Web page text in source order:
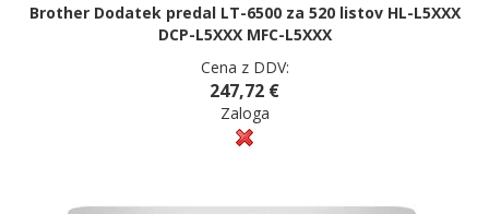
Brother Dodatek predal LT-6500 za 520 listov HL-L5XXX
DCP-L5XXX MFC-L5XXX
Cena z DDV:
247,72 €
Zaloga